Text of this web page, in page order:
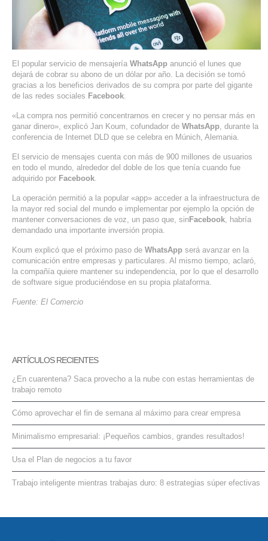
SERVIDORES DEDICADOS
AGENCIA DIGITAL
PAGINAS WEB PARA NEGOCIOS
PAGINA WEB CON MANEJADOR DE CONTENIDOS
PAGINA WEB CON CATÁLOGO DE PRODUCTOS
APPS PARA NEGOCIOS
SISTEMAS PARA NEGOCIOS Y EMPRESAS
MARKETING DIGITAL
EMAIL MARKETING
SERVICIOS DE TI
ASESORÍA TECNOLÓGICA
CONTACTO
El popular servicio de mensajería WhatsApp anunció el lunes que
dejará de cobrar su abono de un dólar por año. La decisión se tomó
gracias a los beneficios derivados de su compra por parte del gigante
de las redes sociales Facebook.
«La compra nos permitió concentrarnos en crecer y no pensar más en
ganar dinero», explicó Jan Koum, cofundador de WhatsApp, durante la
conferencia de Internet DLD que se celebra en Múnich, Alemania.
El servicio de mensajes cuenta con más de 900 millones de usuarios
en todo el mundo, alrededor del doble de los que tenía cuando fue
adquirido por Facebook.
La operación permitió a la popular «app» acceder a la infraestructura de
la mayor red social del mundo e implementar por ejemplo la opción de
mantener conversaciones de voz, un paso que, sinFacebook, habría
demandado una importante inversión propia.
Koum explicó que el próximo paso de WhatsApp será avanzar en la
comunicación entre empresas y particulares. Al mismo tiempo, aclaró,
la compañía quiere mantener su independencia, por lo que el desarrollo
de software sigue produciéndose en su propia plataforma.
Fuente: El Comercio
ARTÍCULOS RECIENTES
¿En cuarentena? Saca provecho a la nube con estas herramientas de
trabajo remoto
Cómo aprovechar el fin de semana al máximo para crear empresa
Minimalismo empresarial: ¡Pequeños cambios, grandes resultados!
Usa el Plan de negocios a tu favor
Trabajo inteligente mientras trabajas duro: 8 estrategias súper efectivas